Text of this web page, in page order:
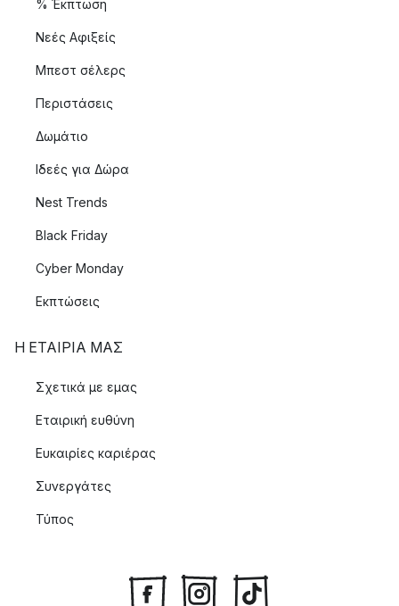
% Έκπτωση
Νεές Αφιξείς
Μπεστ σέλερς
Περιστάσεις
Δωμάτιο
Ιδεές για Δώρα
Nest Trends
Black Friday
Cyber Monday
Εκπτώσεις
Η ΕΤΑΊΡΙΑ ΜΑΣ
Σχετικά με εμας
Εταιρική ευθύνη
Ευκαιρίες καριέρας
Συνεργάτες
Τύπος